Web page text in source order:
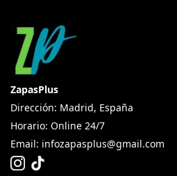
ZapasPlus
Dirección: Madrid, España
Horario: Online 24/7
Email: infozapasplus@gmail.com